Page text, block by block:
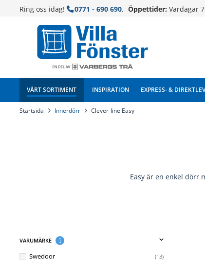
Ring oss idag! 0771 - 690 690. Öppettider: Vardagar
VÅRT SORTIMENT INSPIRATION EXPRESS- &
Startsida Innerdörr Clever-line Easy
Easy är en enkel dörr
VARUMÄRKE
13
Swedoor